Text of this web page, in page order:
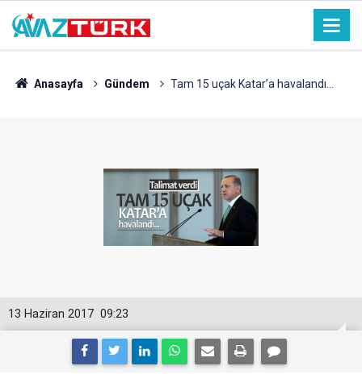
Anasayfa Gündem Tam 15 uçak Katar’a havalandı...
09:23
13 Haziran 2017